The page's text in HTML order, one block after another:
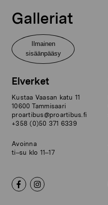
Galleriat
Ilmainen
sisäänpääsy
Elverket
Kustaa Vaasan katu 11
10600 Tammisaari
proartibus@proartibus.fi
+358 (0)50 371 6339
Avoinna
ti–su klo 11–17